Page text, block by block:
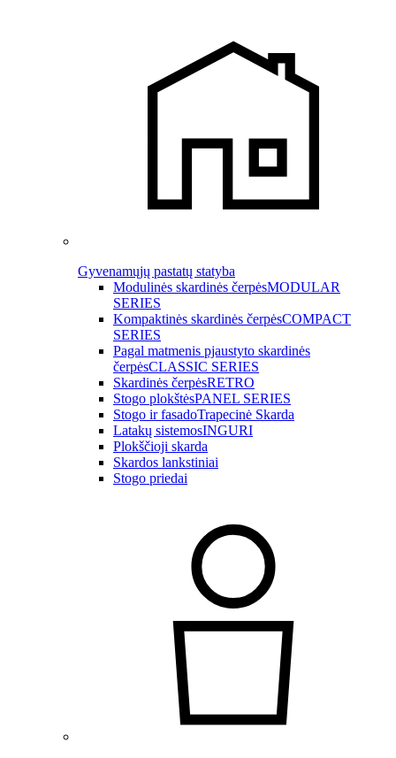
Gyvenamųjų pastatų statyba
Modulinės skardinės čerpėsMODULAR
SERIES
Kompaktinės skardinės čerpėsCOMPACT
SERIES
Pagal matmenis pjaustyto skardinės
čerpėsCLASSIC SERIES
Skardinės čerpėsRETRO
Stogo plokštėsPANEL SERIES
Stogo ir fasadoTrapecinė Skarda
Latakų sistemosINGURI
Plokščioji skarda
Skardos lankstiniai
Stogo priedai